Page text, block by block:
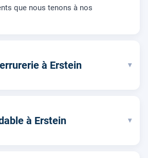
que nous tenons à nos
à Erstein ▾
à Erstein ▾